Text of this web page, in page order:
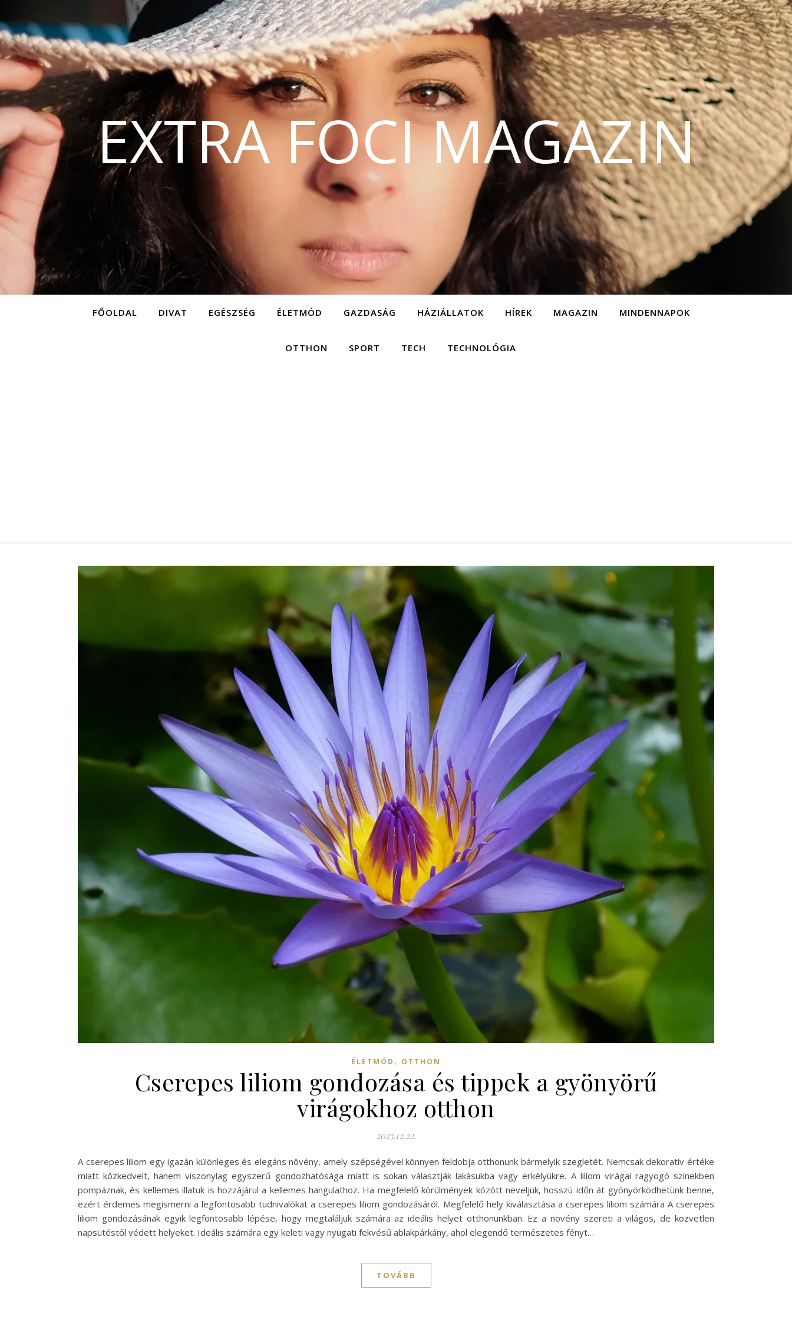
EXTRA FOCI MAGAZIN
FŐOLDAL DIVAT EGÉSZSÉG ÉLETMÓD GAZDASÁG HÁZIÁLLATOK HÍREK MAGAZIN MINDENNAPOK
OTTHON SPORT TECH TECHNOLÓGIA
ÉLETMÓD , OTTHON
Cserepes liliom gondozása és tippek a gyönyörű
virágokhoz otthon
2025.12.22.
A cserepes liliom egy igazán különleges és elegáns növény, amely szépségével könnyen feldobja otthonunk bármelyik szegletét. Nemcsak dekoratív értéke
miatt közkedvelt, hanem viszonylag egyszerű gondozhatósága miatt is sokan választják lakásukba vagy erkélyükre. A liliom virágai ragyogó színekben
pompáznak, és kellemes illatuk is hozzájárul a kellemes hangulathoz. Ha megfelelő körülmények között neveljük, hosszú időn át gyönyörködhetünk benne,
ezért érdemes megismerni a legfontosabb tudnivalókat a cserepes liliom gondozásáról. Megfelelő hely kiválasztása a cserepes liliom számára A cserepes
liliom gondozásának egyik legfontosabb lépése, hogy megtaláljuk számára az ideális helyet otthonunkban. Ez a növény szereti a világos, de közvetlen
napsütéstől védett helyeket. Ideális számára egy keleti vagy nyugati fekvésű ablakpárkány, ahol elegendő természetes fényt…
TOVÁBB